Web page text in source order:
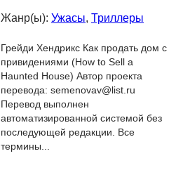
Жанр(ы): Ужасы, Триллеры
Грейди Хендрикс Как продать дом с
привидениями (How to Sell a
Haunted House) Автор проекта
перевода: semenovav@list.ru
Перевод выполнен
автоматизированной системой без
последующей редакции. Все
термины...